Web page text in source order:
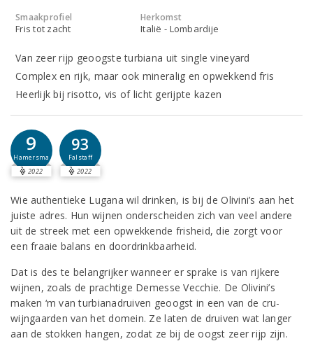
Smaakprofiel
Fris tot zacht
Herkomst
Italië - Lombardije
Van zeer rijp geoogste turbiana uit single vineyard
Complex en rijk, maar ook mineralig en opwekkend fris
Heerlijk bij risotto, vis of licht gerijpte kazen
9
Hamersma
2022
93
Falstaff
2022
Wie authentieke Lugana wil drinken, is bij de Olivini’s aan het
juiste adres. Hun wijnen onderscheiden zich van veel andere
uit de streek met een opwekkende frisheid, die zorgt voor
een fraaie balans en doordrinkbaarheid.
Dat is des te belangrijker wanneer er sprake is van rijkere
wijnen, zoals de prachtige Demesse Vecchie. De Olivini’s
maken ‘m van turbianadruiven geoogst in een van de cru-
wijngaarden van het domein. Ze laten de druiven wat langer
aan de stokken hangen, zodat ze bij de oogst zeer rijp zijn.